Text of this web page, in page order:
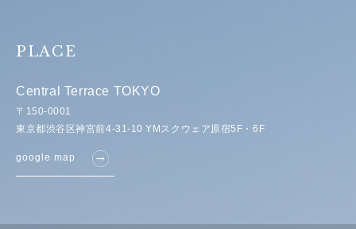
PLACE
Central Terrace TOKYO
〒150-0001
東京都渋谷区神宮前4-31-10 YMスクウェア原宿5F・6F
google map